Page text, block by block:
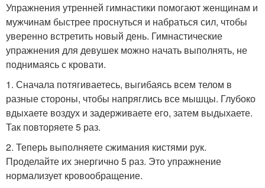
Упражнения утренней гимнастики помогают женщинам и
мужчинам быстрее проснуться и набраться сил, чтобы
уверенно встретить новый день. Гимнастические
упражнения для девушек можно начать выполнять, не
поднимаясь с кровати.
1. Сначала потягиваетесь, выгибаясь всем телом в
разные стороны, чтобы напряглись все мышцы. Глубоко
вдыхаете воздух и задерживаете его, затем выдыхаете.
Так повторяете 5 раз.
2. Теперь выполняете сжимания кистями рук.
Проделайте их энергично 5 раз. Это упражнение
нормализует кровообращение.